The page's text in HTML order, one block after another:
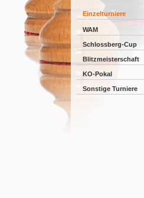
Einzelturniere
WAM
Schlossberg-Cup
Blitzmeisterschaft
KO-Pokal
Sonstige Turniere